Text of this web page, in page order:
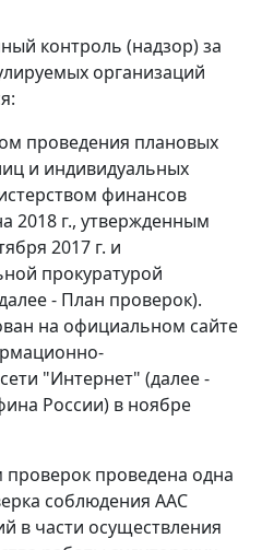
контроль (надзор) за
организаций
проведения плановых
и индивидуальных
финансов
2018 г., утвержденным
2017 г. и
прокуратурой
- План проверок).
на официальном сайте
"Интернет" (далее -
России) в ноябре
проверок проведена одна
соблюдения ААС
в части осуществления